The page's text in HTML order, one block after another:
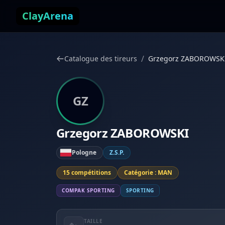
ClayArena
Catalogue des tireurs / Grzegorz
GZ
Grzegorz ZABOROWSKI
Pologne Z.S.P.
15 compétitions Catégorie : MAN
COMPAK SPORTING SPORTING
TAILLE